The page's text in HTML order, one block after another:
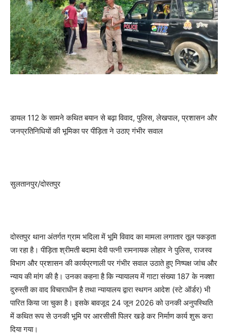
डायल 112 के सामने कथित बयान से बढ़ा विवाद, पुलिस, लेखपाल, प्रशासन और
जनप्रतिनिधियों की भूमिका पर पीड़िता ने उठाए गंभीर सवाल
सुलतानपुर/दोस्तपुर
दोस्तपुर थाना अंतर्गत ग्राम भदिला में भूमि विवाद का मामला लगातार तूल पकड़ता
जा रहा है। पीड़िता श्रीमती बदामा देवी पत्नी रामनायक लोहार ने पुलिस, राजस्व
विभाग और प्रशासन की कार्यप्रणाली पर गंभीर सवाल उठाते हुए निष्पक्ष जांच और
न्याय की मांग की है। उनका कहना है कि न्यायालय में गाटा संख्या 187 के नक्शा
दुरुस्ती का वाद विचाराधीन है तथा न्यायालय द्वारा स्थगन आदेश (स्टे ऑर्डर) भी
पारित किया जा चुका है। इसके बावजूद 24 जून 2026 को उनकी अनुपस्थिति
में कथित रूप से उनकी भूमि पर आरसीसी पिलर खड़े कर निर्माण कार्य शुरू करा
दिया गया।